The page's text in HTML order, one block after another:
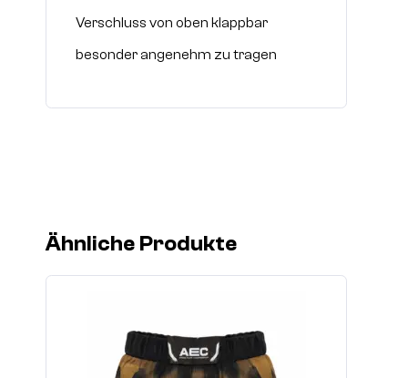
Verschluss von oben klappbar
besonder angenehm zu tragen
Ähnliche Produkte